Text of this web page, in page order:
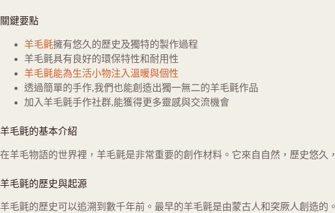
關鍵要點
羊毛氈擁有悠久的歷史及獨特的製作過程
羊毛氈具有良好的環保特性和耐用性
羊毛氈能為生活小物注入溫暖與個性
透過簡單的手作,我們也能創造出獨一無二的羊毛氈作品
加入羊毛氈手作社群,能獲得更多靈感與交流機會
羊毛氈的基本介紹
在羊毛物語的世界裡，羊毛氈是非常重要的創作材料。它來自自然，歷史悠
羊毛氈的歷史與起源
羊毛氈的歷史可以追溯到數千年前。最早的羊毛氈是由蒙古人和突厥人創造